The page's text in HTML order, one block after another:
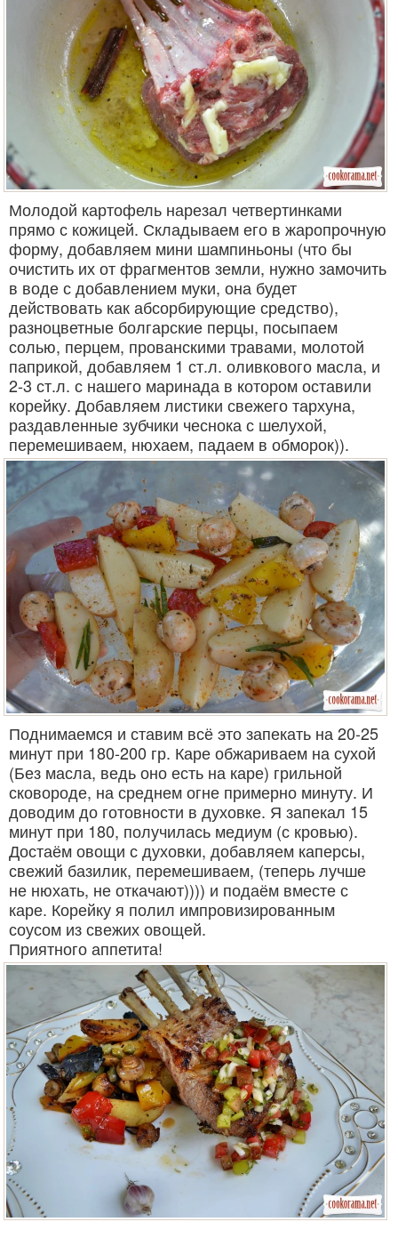
Молодой картофель нарезал четвертинками
прямо с кожицей. Складываем его в жаропрочную
форму, добавляем мини шампиньоны (что бы
очистить их от фрагментов земли, нужно замочить
в воде с добавлением муки, она будет
действовать как абсорбирующие средство),
разноцветные болгарские перцы, посыпаем
солью, перцем, прованскими травами, молотой
паприкой, добавляем 1 ст.л. оливкового масла, и
2-3 ст.л. с нашего маринада в котором оставили
корейку. Добавляем листики свежего тархуна,
раздавленные зубчики чеснока с шелухой,
перемешиваем, нюхаем, падаем в обморок)).
Поднимаемся и ставим всё это запекать на 20-25
минут при 180-200 гр. Каре обжариваем на сухой
(Без масла, ведь оно есть на каре) грильной
сковороде, на среднем огне примерно минуту. И
доводим до готовности в духовке. Я запекал 15
минут при 180, получилась медиум (с кровью).
Достаём овощи с духовки, добавляем каперсы,
свежий базилик, перемешиваем, (теперь лучше
не нюхать, не откачают)))) и подаём вместе с
каре. Корейку я полил импровизированным
соусом из свежих овощей.
Приятного аппетита!